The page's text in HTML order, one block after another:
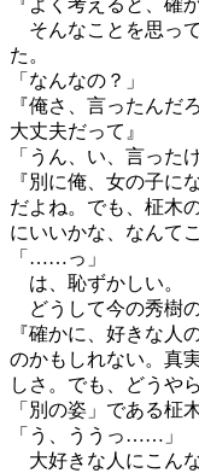
そんなことを思っ
た。
「なんなの？」
『俺さ、言ったん
大丈夫だって』
「うん、い、言った
『別に俺、女の子に
だよね。でも、柾木
にいいかな、なんて
「……っ」
は、恥ずかしい。
どうして今の秀樹
『確かに、好きな人
のかもしれない。真
しさ。でも、どうや
「別の姿」である柾
「う、ううっ……」
大好きな人にこん